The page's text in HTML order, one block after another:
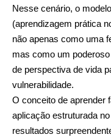
Nesse cenário, o
(aprendizagem prática
não apenas como uma
mas como um
de perspectiva de vida
vulnerabilidade.
O conceito de aprender
aplicação estruturada
resultados